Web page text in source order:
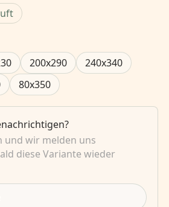
200x290
240x340
80x350
und wir melden uns
diese Variante wieder